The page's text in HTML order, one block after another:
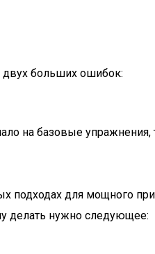
двух больших ошибок:
базовые упражнения,
подходах для мощного
делать нужно следующее: